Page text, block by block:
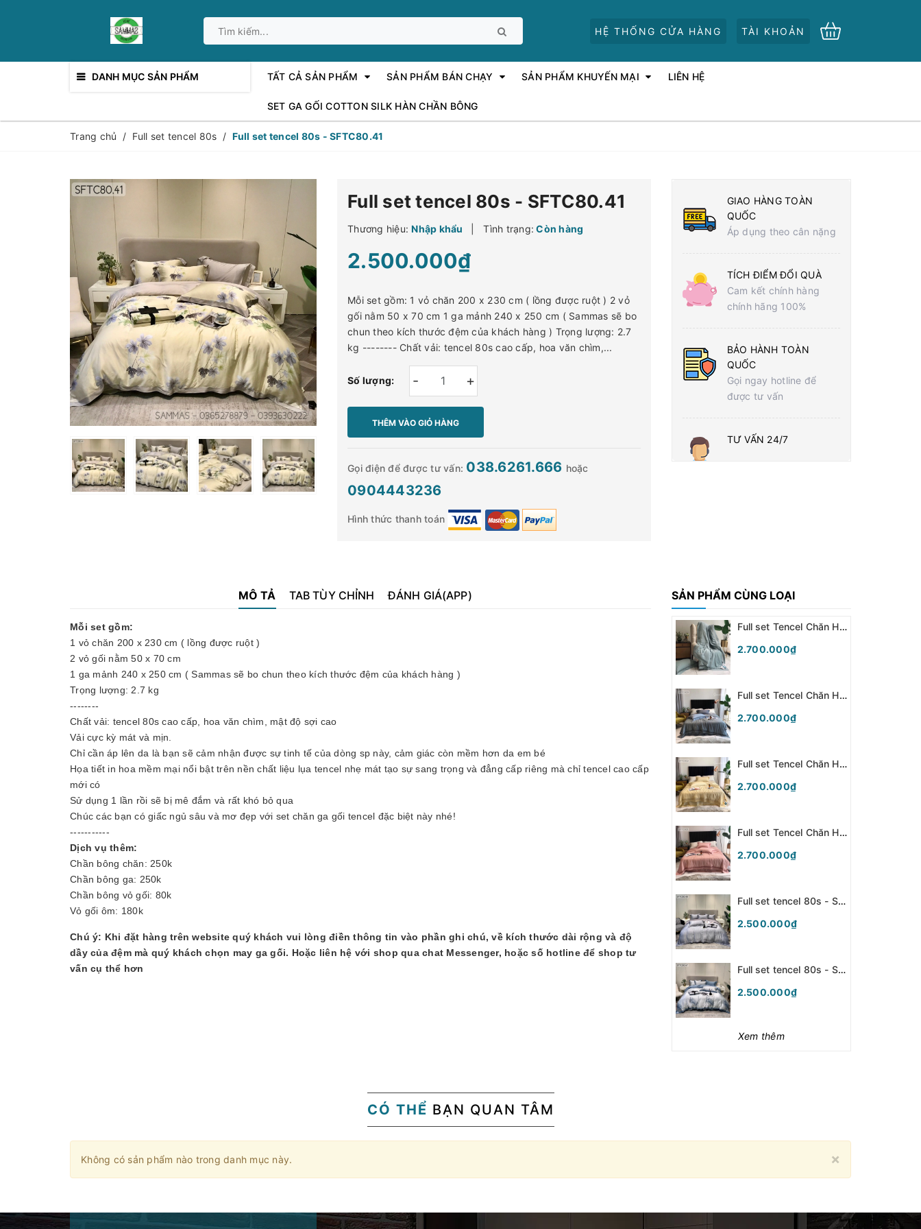
HỆ THỐNG CỬA HÀNG TÀI KHOẢN
DANH MỤC SẢN PHẨM TẤT CẢ SẢN PHẨM SẢN PHẨM BÁN CHẠY SẢN PHẨM KHUYẾN MẠI LIÊN HỆ
SET GA GỐI COTTON SILK HÀN CHẦN BÔNG
Trang chủ / Full set tencel 80s / Full set tencel 80s - SFTC80.41
Full set tencel 80s - SFTC80.41
Thương hiệu: Nhập khẩu Tình trạng: Còn hàng
2.500.000₫
Mỗi set gồm: 1 vỏ chăn 200 x 230 cm ( lồng được ruột ) 2 vỏ
gối nằm 50 x 70 cm 1 ga mảnh 240 x 250 cm ( Sammas sẽ bo
chun theo kích thước đệm của khách hàng ) Trọng lượng: 2.7
kg -------- Chất vải: tencel 80s cao cấp, hoa văn chìm,...
Số lượng: +
-
THÊM VÀO GIỎ HÀNG
Gọi điện để được tư vấn: 038.6261.666 hoặc
0904443236
Hình thức thanh toán
GIAO HÀNG TOÀN
QUỐC
Áp dụng theo cân nặng
TÍCH ĐIỂM ĐỔI QUÀ
Cam kết chính hàng
chính hãng 100%
BẢO HÀNH TOÀN
QUỐC
Gọi ngay hotline để
được tư vấn
TƯ VẤN 24/7
MÔ TẢ TAB TÙY CHỈNH ĐÁNH GIÁ(APP)
Mỗi set gồm:
1 vỏ chăn 200 x 230 cm ( lồng được ruột )
2 vỏ gối nằm 50 x 70 cm
1 ga mảnh 240 x 250 cm ( Sammas sẽ bo chun theo kích thước đệm của khách hàng )
Trọng lượng: 2.7 kg
--------
Chất vải: tencel 80s cao cấp, hoa văn chìm, mật độ sợi cao
Vải cực kỳ mát và mịn.
Chỉ cần áp lên da là bạn sẽ cảm nhận được sự tinh tế của dòng sp này, cảm giác còn mềm hơn da em bé
Họa tiết in hoa mềm mại nổi bật trên nền chất liệu lụa tencel nhẹ mát tạo sự sang trọng và đẳng cấp riêng mà chỉ tencel cao cấp
mới có
Sử dụng 1 lần rồi sẽ bị mê đắm và rất khó bỏ qua
Chúc các bạn có giấc ngủ sâu và mơ đẹp với set chăn ga gối tencel đặc biệt này nhé!
-----------
Dịch vụ thêm:
Chần bông chăn: 250k
Chần bông ga: 250k
Chần bông vỏ gối: 80k
Vỏ gối ôm: 180k
Chú ý: Khi đặt hàng trên website quý khách vui lòng điền thông tin vào phần ghi chú, về kích thước dài rộng và độ
dầy của đệm mà quý khách chọn may ga gối. Hoặc liên hệ với shop qua chat Messenger, hoặc số hotline để shop tư
vấn cụ thể hơn
SẢN PHẨM CÙNG LOẠI
Full set Tencel Chăn Hè - Xanh Nhạt - SFTCH04
2.700.000₫
Full set Tencel Chăn Hè - Xanh Navy - SFTCH03
2.700.000₫
Full set Tencel Chăn Hè - Vàng - SFTCH02
2.700.000₫
Full set Tencel Chăn Hè - Hồng - SFTCH01
2.700.000₫
Full set tencel 80s - SFTC80.48
2.500.000₫
Full set tencel 80s - SFTC80.47
2.500.000₫
Xem thêm
CÓ THỂ BẠN QUAN TÂM
×
Không có sản phẩm nào trong danh mục này.